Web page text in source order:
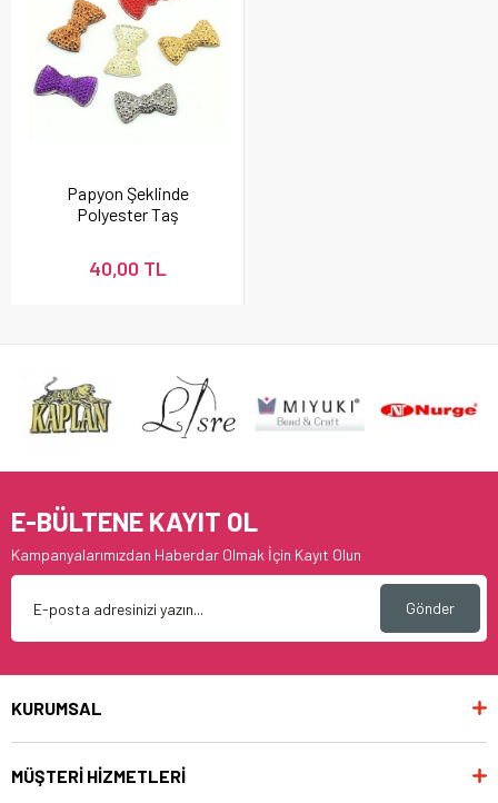
Papyon Şeklinde
Polyester Taş
40,00 TL
E-BÜLTENE KAYIT OL
Kampanyalarımızdan Haberdar Olmak İçin Kayıt Olun
Gönder
KURUMSAL
MÜŞTERİ HİZMETLERİ